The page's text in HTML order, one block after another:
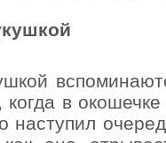
в
наступил